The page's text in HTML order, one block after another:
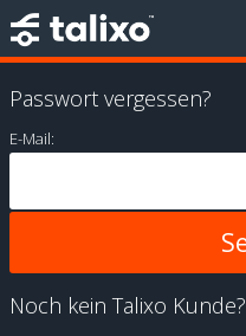
Passwort vergessen?
E-Mail:
Noch kein Talixo Kunde?